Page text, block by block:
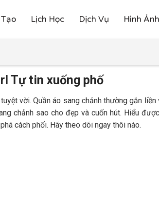
Lịch Học Dịch Vụ Hình Ảnh
Tự tin xuống phố
vời. Quần áo sang chảnh thường gắn liền
chảnh sao cho đẹp và cuốn hút. Hiểu
cách phối. Hãy theo dõi ngay thôi nào.